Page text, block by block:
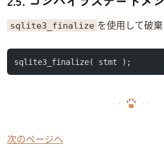
sqlite3_finalize を使用して破棄
sqlite3_finalize( stmt );
次のページへ